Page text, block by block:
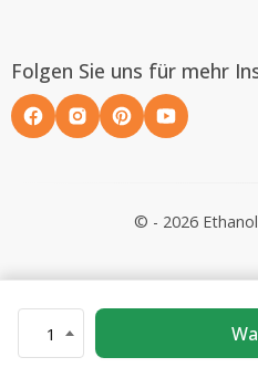
1
Folgen Sie uns für mehr
© - 2026